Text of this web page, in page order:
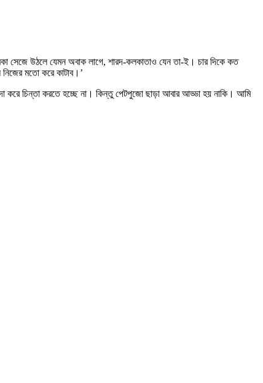
সেজে উঠলে যেমন অবাক লাগে, শারদ-কলকাতাও যেন তা-ই। চার দিকে কত
মতো করে কাটাব।’
করে চিন্তা করতে হচ্ছে না। কিন্তু পেটপুজো ছাড়া আবার আড্ডা হয় নাকি। আমি